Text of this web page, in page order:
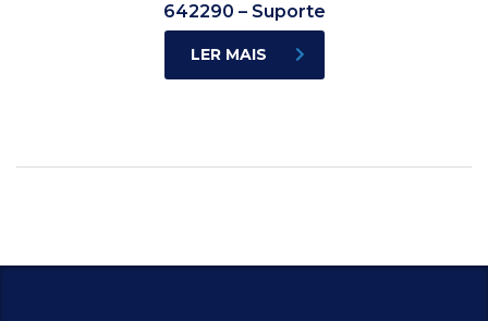
642290 – Suporte
LER MAIS